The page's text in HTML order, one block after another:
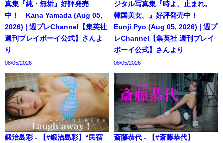
真集『純・無垢』好評発売
中！ Kana Yamada (Aug 05,
2026) | 週プレChannel【集英社
週刊プレイボーイ公式】さんよ
り
08/05/2026
ジタル写真集『時よ、止まれ。
韓国美女。』好評発売中！
Eunji Pyo (Aug 05, 2026) | 週プ
レChannel【集英社 週刊プレイ
ボーイ公式】さんより
08/05/2026
鍛治島彩 - 【#鍛治島彩】“民宿
斎藤恭代 - 【#斎藤恭代】